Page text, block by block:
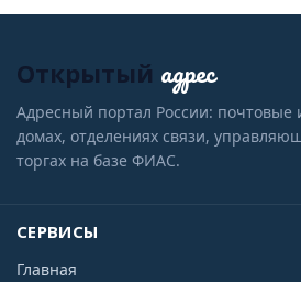
Открытый адрес
Адресный портал России: почтовые
домах, отделениях связи,
торгах на базе ФИАС.
СЕРВИСЫ
Главная